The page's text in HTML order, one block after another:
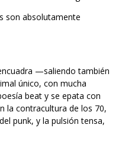
son absolutamente
—saliendo también
único, con mucha
beat y se epata con
la contracultura de los 70,
punk, y la pulsión tensa,